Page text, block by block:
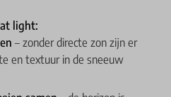
light:
– zonder directe zon zijn er
en textuur in de sneeuw